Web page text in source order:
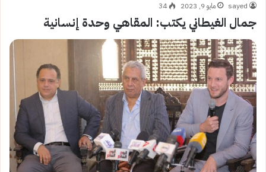
sayed مايو 9, 2023 34
جمال الغيطاني يكتب: المقاهي وحدة إنسانية